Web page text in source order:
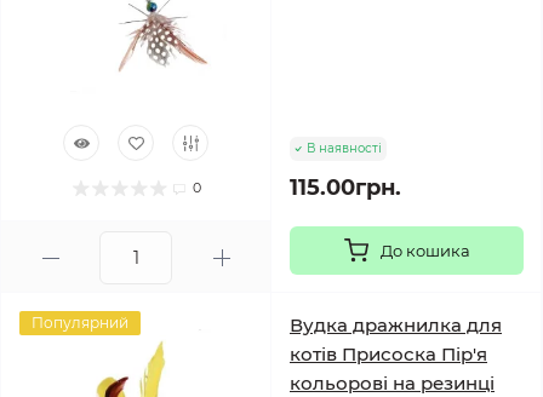
0
В наявності
115.00грн.
До кошика
Популярний
Вудка дражнилка для
котів Присоска Пір'я
кольорові на резинці